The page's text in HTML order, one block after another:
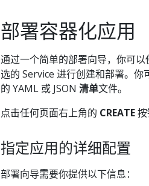
部署容器化应用
通过一个简单的部署向导，你可
选的 Service 进行创建和部署。
的 YAML 或 JSON 清单文件。
点击任何页面右上角的 CREATE按
指定应用的详细配置
部署向导需要你提供以下信息：